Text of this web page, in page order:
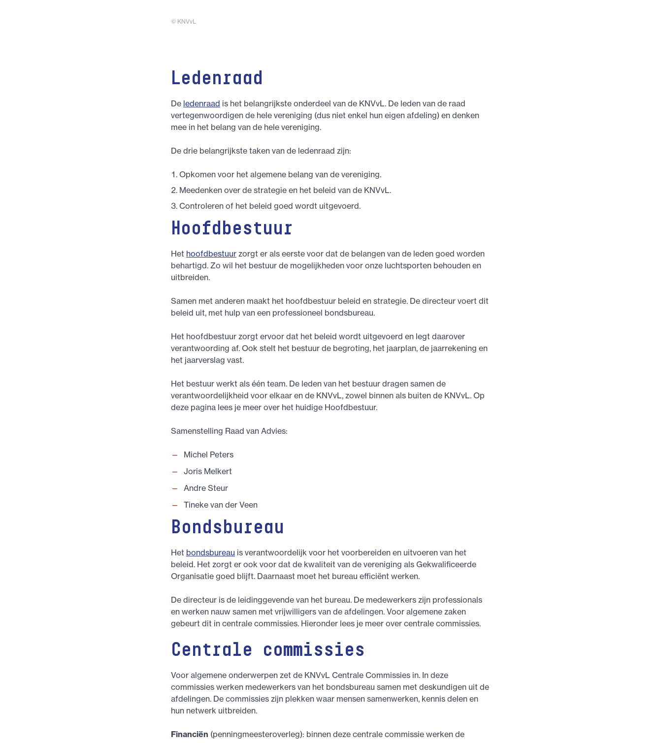
© KNVvL
Ledenraad
De ledenraad is het belangrijkste onderdeel van de KNVvL. De leden van de raad
vertegenwoordigen de hele vereniging (dus niet enkel hun eigen afdeling) en denken
mee in het belang van de hele vereniging.
De drie belangrijkste taken van de ledenraad zijn:
Opkomen voor het algemene belang van de vereniging.
Meedenken over de strategie en het beleid van de KNVvL.
Controleren of het beleid goed wordt uitgevoerd.
Hoofdbestuur
Het hoofdbestuur zorgt er als eerste voor dat de belangen van de leden goed worden
behartigd. Zo wil het bestuur de mogelijkheden voor onze luchtsporten behouden en
uitbreiden.
Samen met anderen maakt het hoofdbestuur beleid en strategie. De directeur voert dit
beleid uit, met hulp van een professioneel bondsbureau.
Het hoofdbestuur zorgt ervoor dat het beleid wordt uitgevoerd en legt daarover
verantwoording af. Ook stelt het bestuur de begroting, het jaarplan, de jaarrekening en
het jaarverslag vast.
Het bestuur werkt als één team. De leden van het bestuur dragen samen de
verantwoordelijkheid voor elkaar en de KNVvL, zowel binnen als buiten de KNVvL. Op
deze pagina lees je meer over het huidige Hoofdbestuur.
Samenstelling Raad van Advies:
Michel Peters
Joris Melkert
Andre Steur
Tineke van der Veen
Bondsbureau
Het bondsbureau is verantwoordelijk voor het voorbereiden en uitvoeren van het
beleid. Het zorgt er ook voor dat de kwaliteit van de vereniging als Gekwalificeerde
Organisatie goed blijft. Daarnaast moet het bureau efficiënt werken.
De directeur is de leidinggevende van het bureau. De medewerkers zijn professionals
en werken nauw samen met vrijwilligers van de afdelingen. Voor algemene zaken
gebeurt dit in centrale commissies. Hieronder lees je meer over centrale commissies.
Centrale commissies
Voor algemene onderwerpen zet de KNVvL Centrale Commissies in. In deze
commissies werken medewerkers van het bondsbureau samen met deskundigen uit de
afdelingen. De commissies zijn plekken waar mensen samenwerken, kennis delen en
hun netwerk uitbreiden.
Financiën (penningmeesteroverleg): binnen deze centrale commissie werken de